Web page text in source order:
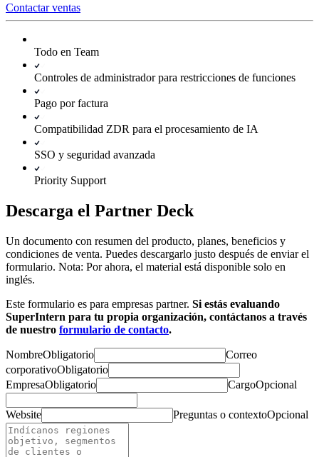
Contactar ventas
Todo en Team
Controles de administrador para restricciones de funciones
Pago por factura
Compatibilidad ZDR para el procesamiento de IA
SSO y seguridad avanzada
Priority Support
Descarga el Partner Deck
Un documento con resumen del producto, planes, beneficios y
condiciones de venta. Puedes descargarlo justo después de enviar el
formulario. Nota: Por ahora, el material está disponible solo en
inglés.
Este formulario es para empresas partner. Si estás evaluando
SuperIntern para tu propia organización, contáctanos a través
de nuestro formulario de contacto.
NombreObligatorio
Correo
corporativoObligatorio
EmpresaObligatorio CargoOpcional
Website Preguntas o contextoOpcional